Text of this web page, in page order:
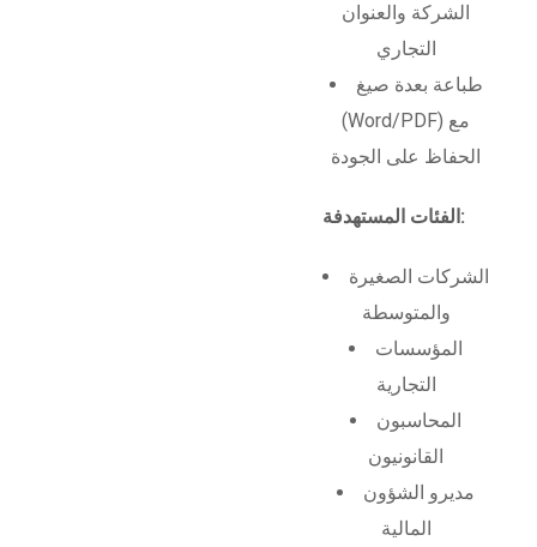
الشركة والعنوان
التجاري
طباعة بعدة صيغ
(Word/PDF) مع
الحفاظ على الجودة
الفئات المستهدفة:
الشركات الصغيرة
والمتوسطة
المؤسسات
التجارية
المحاسبون
القانونيون
مديرو الشؤون
المالية